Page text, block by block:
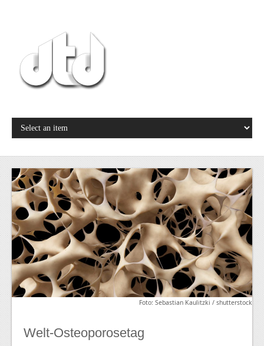
Foto: Sebastian Kaulitzki / shutterstock
Welt-Osteoporosetag